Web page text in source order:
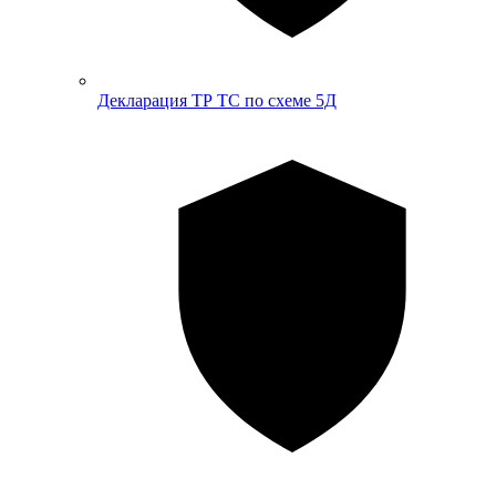
Декларация ТР ТС по схеме 5Д